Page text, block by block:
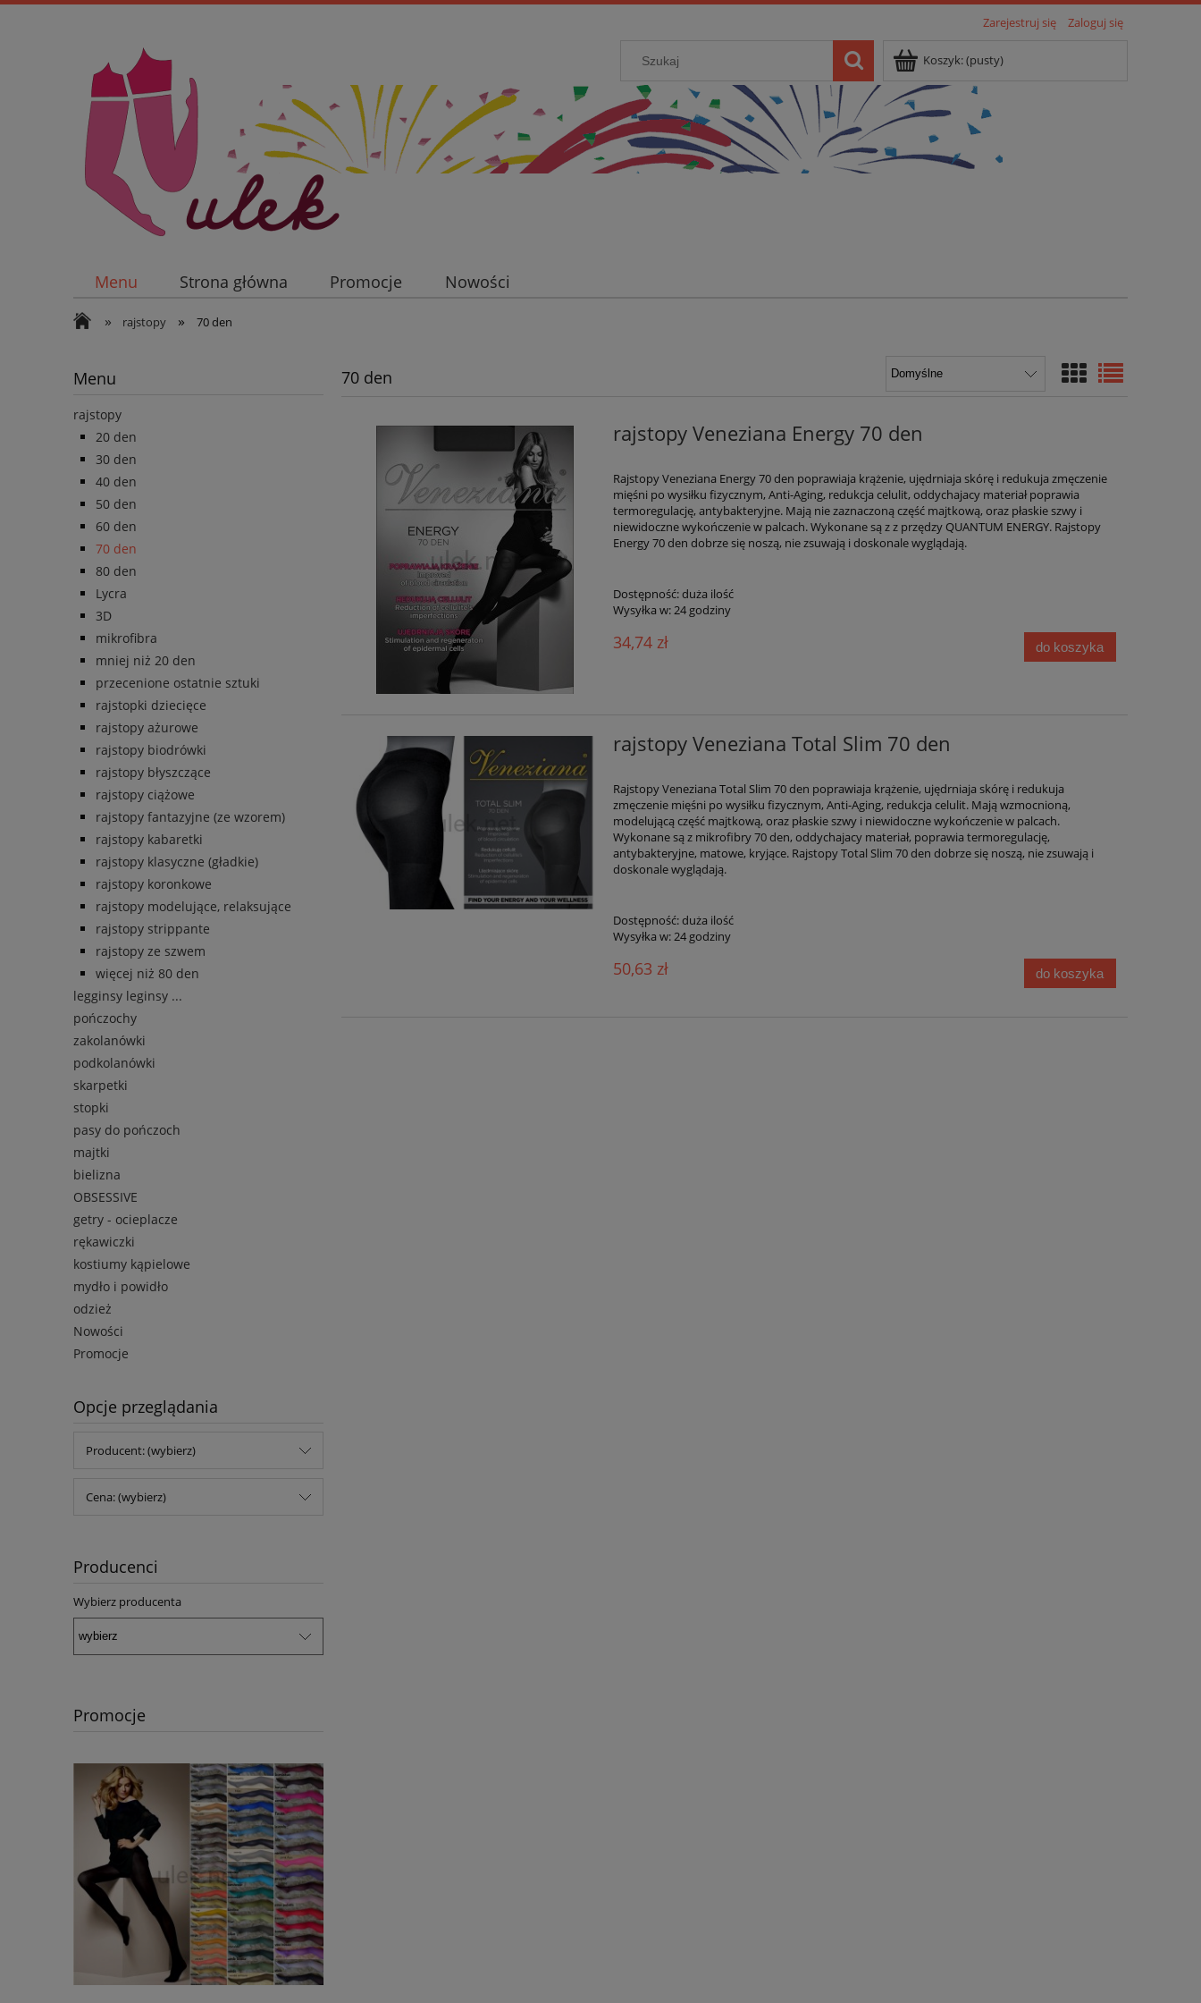
Zarejestruj się Zaloguj się
Koszyk:(pusty)
Menu Strona główna Promocje Nowości
» rajstopy » 70 den
Menu
rajstopy
20 den
30 den
40 den
50 den
60 den
70 den
80 den
Lycra
3D
mikrofibra
mniej niż 20 den
przecenione ostatnie sztuki
rajstopki dziecięce
rajstopy ażurowe
rajstopy biodrówki
rajstopy błyszczące
rajstopy ciążowe
rajstopy fantazyjne (ze wzorem)
rajstopy kabaretki
rajstopy klasyczne (gładkie)
rajstopy koronkowe
rajstopy modelujące, relaksujące
rajstopy strippante
rajstopy ze szwem
więcej niż 80 den
legginsy leginsy ...
pończochy
zakolanówki
podkolanówki
skarpetki
stopki
pasy do pończoch
majtki
bielizna
OBSESSIVE
getry - ocieplacze
rękawiczki
kostiumy kąpielowe
mydło i powidło
odzież
Nowości
Promocje
Opcje przeglądania
Producent: (wybierz)
Cena: (wybierz)
Producenci
Wybierz producenta
Promocje
70 den
rajstopy Veneziana Energy 70 den
Rajstopy Veneziana Energy 70 den poprawiaja krążenie, ujędrniaja skórę i redukuja zmęczenie
mięśni po wysiłku fizycznym, Anti-Aging, redukcja celulit, oddychajacy materiał poprawia
termoregulację, antybakteryjne. Mają nie zaznaczoną część majtkową, oraz płaskie szwy i
niewidoczne wykończenie w palcach. Wykonane są z z przędzy QUANTUM ENERGY. Rajstopy
Energy 70 den dobrze się noszą, nie zsuwają i doskonale wyglądają.
Dostępność:duża ilość
Wysyłka w:24 godziny
34,74 zł do koszyka
rajstopy Veneziana Total Slim 70 den
Rajstopy Veneziana Total Slim 70 den poprawiaja krążenie, ujędrniaja skórę i redukuja
zmęczenie mięśni po wysiłku fizycznym, Anti-Aging, redukcja celulit. Mają wzmocnioną,
modelującą część majtkową, oraz płaskie szwy i niewidoczne wykończenie w palcach.
Wykonane są z mikrofibry 70 den, oddychajacy materiał, poprawia termoregulację,
antybakteryjne, matowe, kryjące. Rajstopy Total Slim 70 den dobrze się noszą, nie zsuwają i
doskonale wyglądają.
Dostępność:duża ilość
Wysyłka w:24 godziny
50,63 zł do koszyka